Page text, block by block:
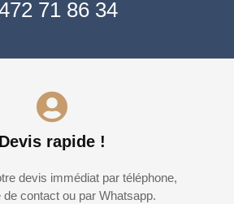
71 86 34
Devis rapide !
devis immédiat par téléphone,
de contact ou par Whatsapp.